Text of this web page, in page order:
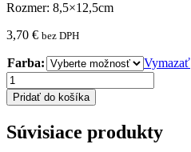
Rozmer: 8,5×12,5cm
3,70 € bez DPH
Farba:
Vymazať
množstvo
Porcelánový
hrnček
Pridať do košíka
Súvisiace produkty